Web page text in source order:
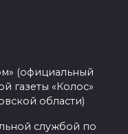
(официальный
газеты «Колос»
области)
службой по